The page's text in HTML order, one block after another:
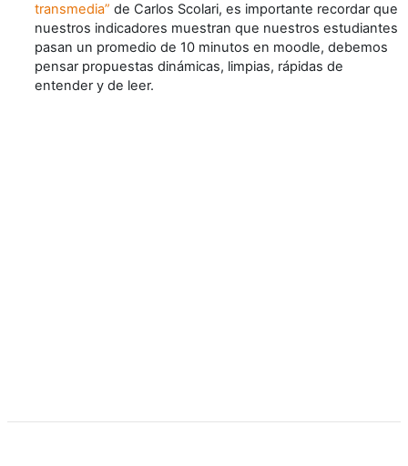
transmedia” de Carlos Scolari, es importante recordar que
nuestros indicadores muestran que nuestros estudiantes
pasan un promedio de 10 minutos en moodle, debemos
pensar propuestas dinámicas, limpias, rápidas de
entender y de leer.